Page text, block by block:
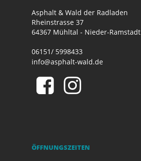
Asphalt & Wald der Radladen
Rheinstrasse 37
64367 Mühltal - Nieder-Ramstadt
06151/ 5998433
info@asphalt-wald.de
ÖFFNUNGSZEITEN